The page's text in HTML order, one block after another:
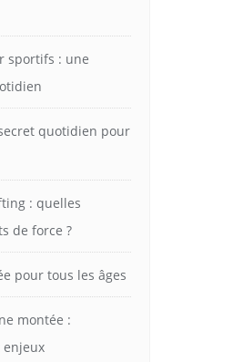
sportifs : une
quotidien pour
: quelles
de force ?
pour tous les âges
montée :